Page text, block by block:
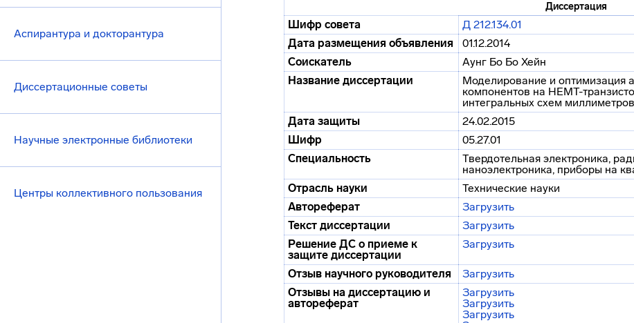
Аспирантура и докторантура
Диссертационные советы
Научные электронные библиотеки
Центры коллективного пользования
Диссертация
Шифр совета
Д 212.134.01
Дата размещения объявления
01.12.2014
Соискатель
Аунг Бо Бо Хейн
Название диссертации
Моделирование и оптимизация
компонентов на HEMT-
интегральных схем
Дата защиты
24.02.2015
Шифр
05.27.01
Специальность
Твердотельная электроника,
наноэлектроника, приборы на
Отрасль науки
Технические науки
Автореферат
Загрузить
Текст диссертации
Загрузить
Решение ДС о приеме к
защите диссертации
Загрузить
Отзыв научного руководителя
Загрузить
Отзывы на диссертацию и
автореферат
Загрузить
Загрузить
Загрузить